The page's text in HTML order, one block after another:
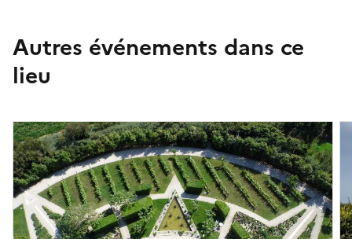
Autres événements dans ce
lieu